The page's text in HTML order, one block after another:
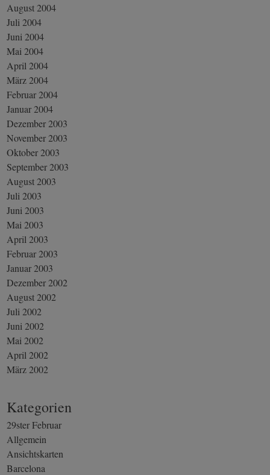
August 2004
Juli 2004
Juni 2004
Mai 2004
April 2004
März 2004
Februar 2004
Januar 2004
Dezember 2003
November 2003
Oktober 2003
September 2003
August 2003
Juli 2003
Juni 2003
Mai 2003
April 2003
Februar 2003
Januar 2003
Dezember 2002
August 2002
Juli 2002
Juni 2002
Mai 2002
April 2002
März 2002
Kategorien
29ster Februar
Allgemein
Ansichtskarten
Barcelona